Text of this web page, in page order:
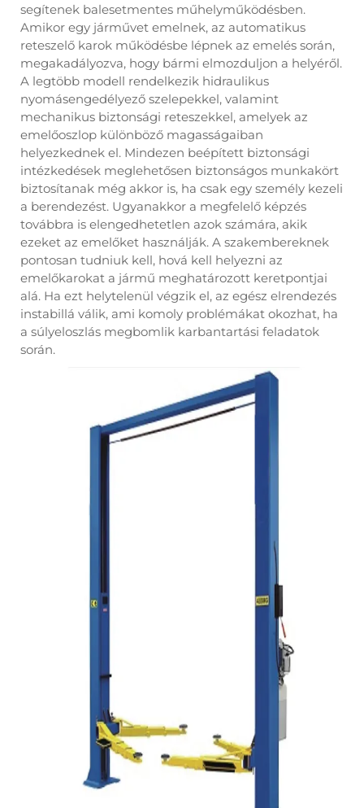
segítenek balesetmentes műhelyműködésben.
Amikor egy járművet emelnek, az automatikus
reteszelő karok működésbe lépnek az emelés során,
megakadályozva, hogy bármi elmozduljon a helyéről.
A legtöbb modell rendelkezik hidraulikus
nyomásengedélyező szelepekkel, valamint
mechanikus biztonsági reteszekkel, amelyek az
emelőoszlop különböző magasságaiban
helyezkednek el. Mindezen beépített biztonsági
intézkedések meglehetősen biztonságos munkakört
biztosítanak még akkor is, ha csak egy személy kezeli
a berendezést. Ugyanakkor a megfelelő képzés
továbbra is elengedhetetlen azok számára, akik
ezeket az emelőket használják. A szakembereknek
pontosan tudniuk kell, hová kell helyezni az
emelőkarokat a jármű meghatározott keretpontjai
alá. Ha ezt helytelenül végzik el, az egész elrendezés
instabillá válik, ami komoly problémákat okozhat, ha
a súlyeloszlás megbomlik karbantartási feladatok
során.